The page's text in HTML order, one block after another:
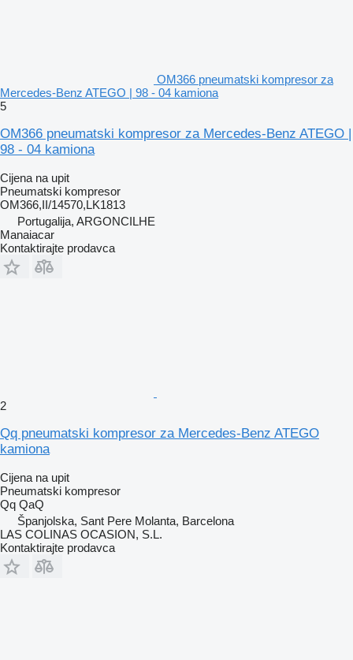
OM366 pneumatski kompresor za
Mercedes-Benz ATEGO | 98 - 04 kamiona
5
OM366 pneumatski kompresor za Mercedes-Benz ATEGO |
98 - 04 kamiona
Cijena na upit
Pneumatski kompresor
OM366,II/14570,LK1813
Portugalija, ARGONCILHE
Manaiacar
Kontaktirajte prodavca
2
Qq pneumatski kompresor za Mercedes-Benz ATEGO
kamiona
Cijena na upit
Pneumatski kompresor
Qq QaQ
Španjolska, Sant Pere Molanta, Barcelona
LAS COLINAS OCASION, S.L.
Kontaktirajte prodavca